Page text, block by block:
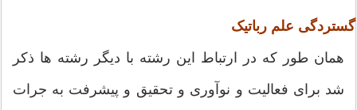
گستردگی علم رباتیک
همان طور که در ارتباط این رشته با دیگر رشته ها ذکر
شد برای فعالیت و نوآوری و تحقیق و پیشرفت به جرات